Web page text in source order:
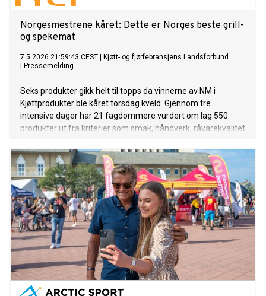
Norgesmestrene kåret: Dette er Norges beste grill-
og spekemat
7.5.2026 21:59:43 CEST
Kjøtt- og fjørfebransjens Landsforbund
Pressemelding
Seks produkter gikk helt til topps da vinnerne av NM i
Kjøttprodukter ble kåret torsdag kveld. Gjennom tre
intensive dager har 21 fagdommere vurdert om lag 550
produkter ut fra kriterier som smak, håndverk, råvarekvalitet